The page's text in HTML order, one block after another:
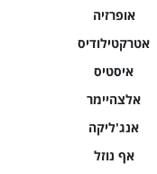
אופרזיה
אטרקטילודיס
איסטיס
אלצהיימר
אנג'ליקה
אף נוזל